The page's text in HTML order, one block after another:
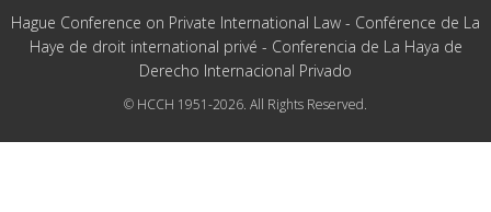
Hague Conference on Private International Law - Conférence de La
Haye de droit international privé - Conferencia de La Haya de
Derecho Internacional Privado
© HCCH 1951-2026. All Rights Reserved.